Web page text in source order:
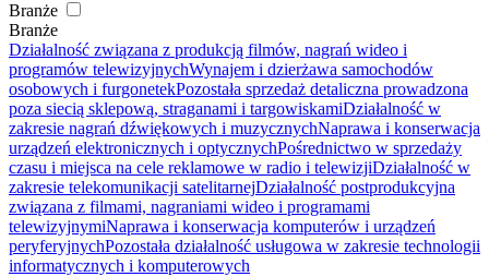
Branże
Branże
Działalność związana z produkcją filmów, nagrań wideo i
programów telewizyjnychWynajem i dzierżawa samochodów
osobowych i furgonetekPozostała sprzedaż detaliczna prowadzona
poza siecią sklepową, straganami i targowiskamiDziałalność w
zakresie nagrań dźwiękowych i muzycznychNaprawa i konserwacja
urządzeń elektronicznych i optycznychPośrednictwo w sprzedaży
czasu i miejsca na cele reklamowe w radio i telewizjiDziałalność w
zakresie telekomunikacji satelitarnejDziałalność postprodukcyjna
związana z filmami, nagraniami wideo i programami
telewizyjnymiNaprawa i konserwacja komputerów i urządzeń
peryferyjnychPozostała działalność usługowa w zakresie technologii
informatycznych i komputerowych